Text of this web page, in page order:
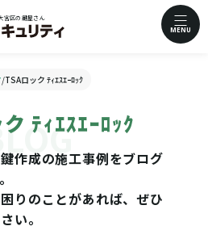
宮区の鍵屋さん
MENU
/TSAロック ﾃｨｴｽｴｰﾛｯｸ
ﾃｨｴｽｴｰﾛｯｸ
作成の施工事例をブログ
りのことがあれば、ぜひ
い。